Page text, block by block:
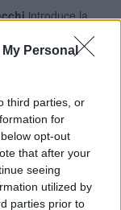
Personal
third parties, or
for
opt-out
that after your
seeing
utilized by
parties prior to
introduce la
dello sport, in
dei parchi,
si articola,linea
alla
che il
ottenuto risorse